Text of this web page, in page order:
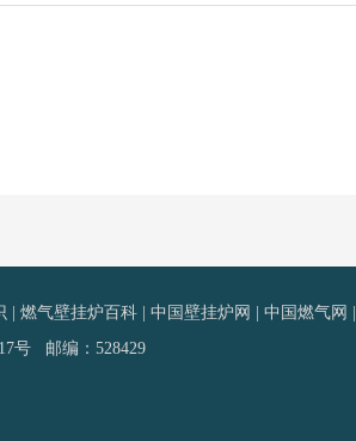
燃气壁挂炉百科| 中国壁挂炉网 中国燃气网
号 邮编：528429